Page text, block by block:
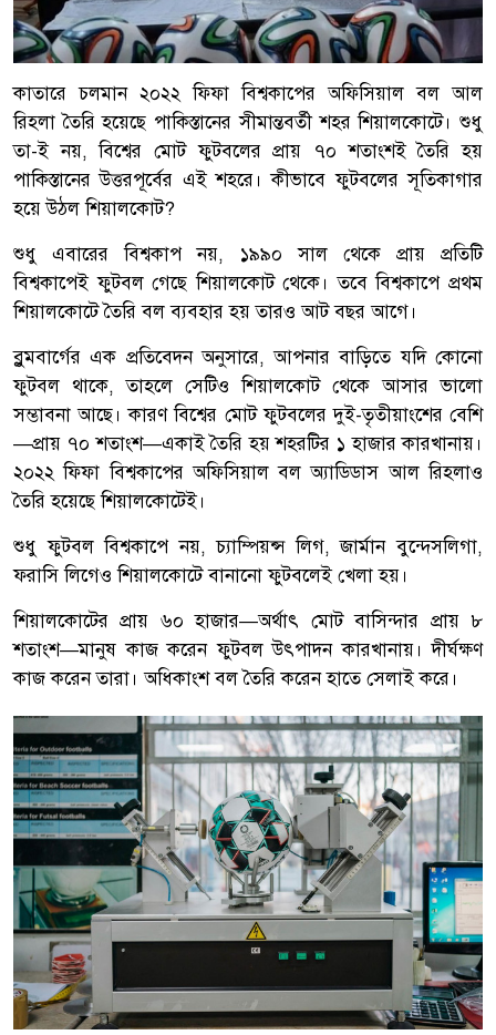
কাতারে চলমান ২০২২ ফিফা বিশ্বকাপের অফিসিয়াল বল আল
রিহলা তৈরি হয়েছে পাকিস্তানের সীমান্তবর্তী শহর শিয়ালকোটে। শুধু
তা-ই নয়, বিশ্বের মোট ফুটবলের প্রায় ৭০ শতাংশই তৈরি হয়
পাকিস্তানের উত্তরপূর্বের এই শহরে। কীভাবে ফুটবলের সূতিকাগার
হয়ে উঠল শিয়ালকোট?
শুধু এবারের বিশ্বকাপ নয়, ১৯৯০ সাল থেকে প্রায় প্রতিটি
বিশ্বকাপেই ফুটবল গেছে শিয়ালকোট থেকে। তবে বিশ্বকাপে প্রথম
শিয়ালকোটে তৈরি বল ব্যবহার হয় তারও আট বছর আগে।
ব্লুমবার্গের এক প্রতিবেদন অনুসারে, আপনার বাড়িতে যদি কোনো
ফুটবল থাকে, তাহলে সেটিও শিয়ালকোট থেকে আসার ভালো
সম্ভাবনা আছে। কারণ বিশ্বের মোট ফুটবলের দুই-তৃতীয়াংশের বেশি
—প্রায় ৭০ শতাংশ—একাই তৈরি হয় শহরটির ১ হাজার কারখানায়।
২০২২ ফিফা বিশ্বকাপের অফিসিয়াল বল অ্যাডিডাস আল রিহলাও
তৈরি হয়েছে শিয়ালকোটেই।
শুধু ফুটবল বিশ্বকাপে নয়, চ্যাম্পিয়ন্স লিগ, জার্মান বুন্দেসলিগা,
ফরাসি লিগেও শিয়ালকোটে বানানো ফুটবলেই খেলা হয়।
শিয়ালকোটের প্রায় ৬০ হাজার—অর্থাৎ মোট বাসিন্দার প্রায় ৮
শতাংশ—মানুষ কাজ করেন ফুটবল উৎপাদন কারখানায়। দীর্ঘক্ষণ
কাজ করেন তারা। অধিকাংশ বল তৈরি করেন হাতে সেলাই করে।